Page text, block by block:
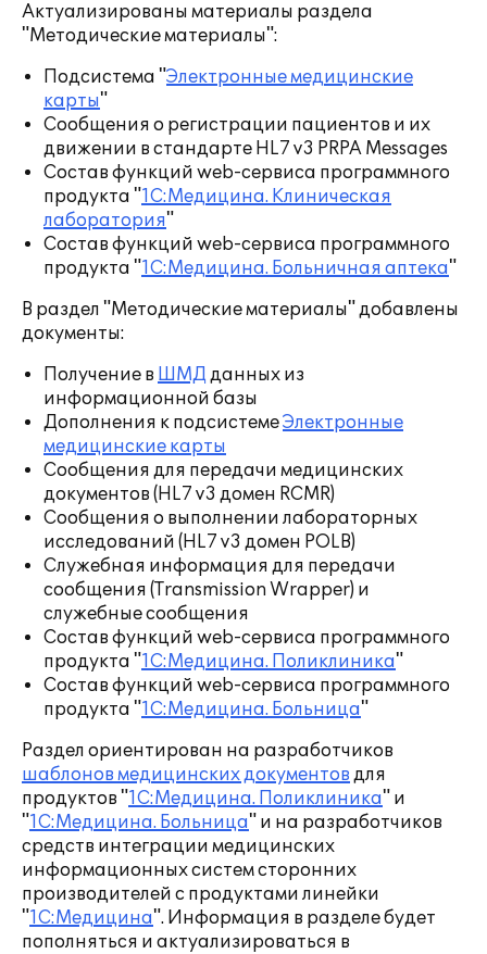
Актуализированы материалы раздела
"Методические материалы":
Подсистема "Электронные медицинские
карты"
Сообщения о регистрации пациентов и их
движении в стандарте HL7 v3 PRPA Messages
Состав функций web-сервиса программного
продукта "1С:Медицина. Клиническая
лаборатория"
Состав функций web-сервиса программного
продукта "1С:Медицина. Больничная аптека"
В раздел "Методические материалы" добавлены
документы:
Получение в ШМД данных из
информационной базы
Дополнения к подсистемеЭлектронные
медицинские карты
Сообщения для передачи медицинских
документов (HL7 v3 домен RCMR)
Сообщения о выполнении лабораторных
исследований (HL7 v3 домен POLB)
Служебная информация для передачи
сообщения (Transmission Wrapper) и
служебные сообщения
Состав функций web-сервиса программного
продукта "1С:Медицина. Поликлиника"
Состав функций web-сервиса программного
продукта "1С:Медицина. Больница"
Раздел ориентирован на разработчиков
шаблонов медицинских документов для
продуктов "1С:Медицина. Поликлиника" и
"1С:Медицина. Больница" и на разработчиков
средств интеграции медицинских
информационных систем сторонних
производителей с продуктами линейки
"1С:Медицина". Информация в разделе будет
пополняться и актуализироваться в